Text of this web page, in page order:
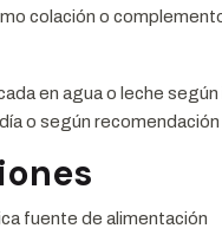
colación o
en agua o leche
o según recomendación
fuente de alimentación